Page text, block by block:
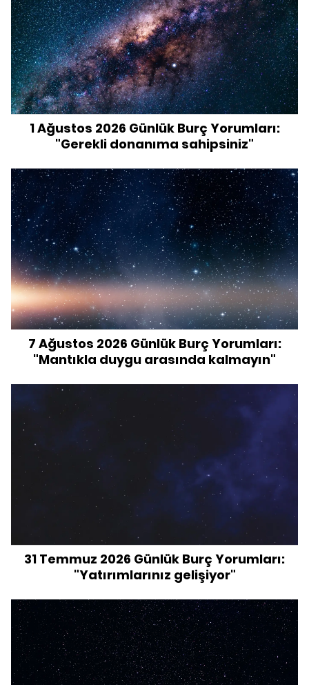
1 Ağustos 2026 Günlük Burç Yorumları:
"Gerekli donanıma sahipsiniz"
7 Ağustos 2026 Günlük Burç Yorumları:
"Mantıkla duygu arasında kalmayın"
31 Temmuz 2026 Günlük Burç Yorumları:
"Yatırımlarınız gelişiyor"